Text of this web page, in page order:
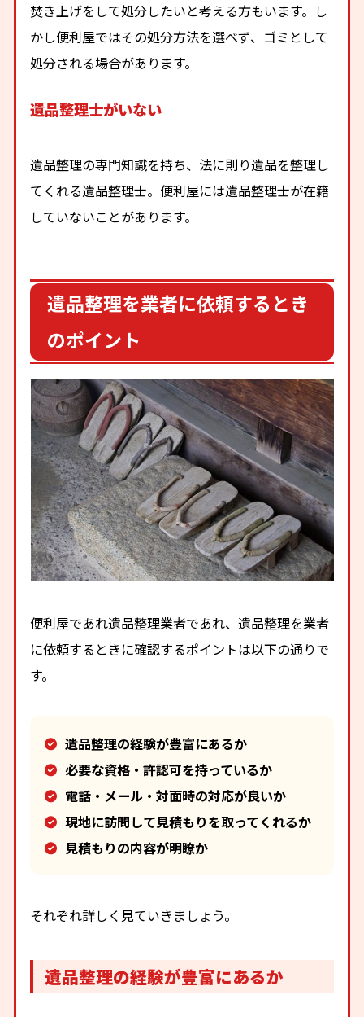
焚き上げをして処分したいと考える方もいます。し
かし便利屋ではその処分方法を選べず、ゴミとして
処分される場合があります。
遺品整理士がいない
遺品整理の専門知識を持ち、法に則り遺品を整理し
てくれる遺品整理士。便利屋には遺品整理士が在籍
していないことがあります。
遺品整理を業者に依頼するとき
のポイント
便利屋であれ遺品整理業者であれ、遺品整理を業者
に依頼するときに確認するポイントは以下の通りで
す。
遺品整理の経験が豊富にあるか
必要な資格・許認可を持っているか
電話・メール・対面時の対応が良いか
現地に訪問して見積もりを取ってくれるか
見積もりの内容が明瞭か
それぞれ詳しく見ていきましょう。
遺品整理の経験が豊富にあるか